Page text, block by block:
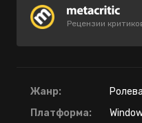
Рецензии
Жанр:
Платформа: